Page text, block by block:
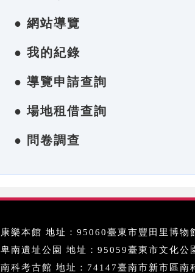
● 網站導覽
● 我的紀錄
● 導覽申請查詢
● 場地租借查詢
● 問卷調查
康樂本館 地址：95060臺東市豐田里博
卑南遺址公園 地址：95059臺東市文化
南科考古館 地址：74147臺南市新市區